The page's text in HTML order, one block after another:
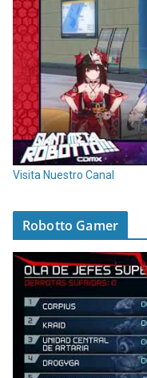
Visita Nuestro Canal
Robotto Gamer